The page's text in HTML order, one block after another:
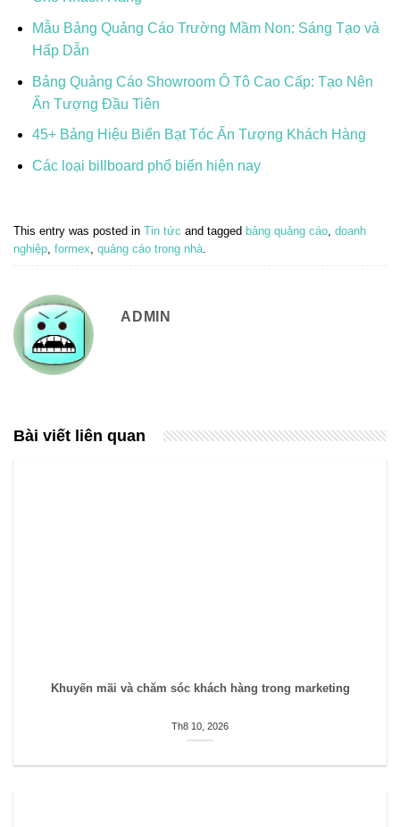
Mẫu Bảng Quảng Cáo Trường Mầm Non: Sáng Tạo và
Hấp Dẫn
Bảng Quảng Cáo Showroom Ô Tô Cao Cấp: Tạo Nên
Ấn Tượng Đầu Tiên
45+ Bảng Hiệu Biển Bạt Tóc Ấn Tượng Khách Hàng
Các loại billboard phổ biến hiện nay
This entry was posted in Tin tức and tagged bảng quảng cáo doanh
nghiệp formex quảng cáo trong nhà
ADMIN
Bài viết liên quan
Khuyến mãi và chăm sóc khách hàng trong marketing
Th8 10, 2026